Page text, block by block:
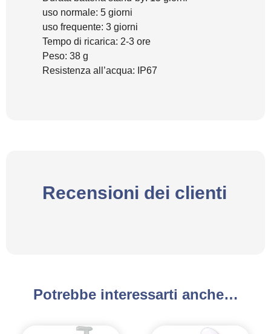
uso normale: 5 giorni
uso frequente: 3 giorni
Tempo di ricarica: 2-3 ore
Peso: 38 g
Resistenza all’acqua: IP67
Recensioni dei clienti
Potrebbe interessarti anche…